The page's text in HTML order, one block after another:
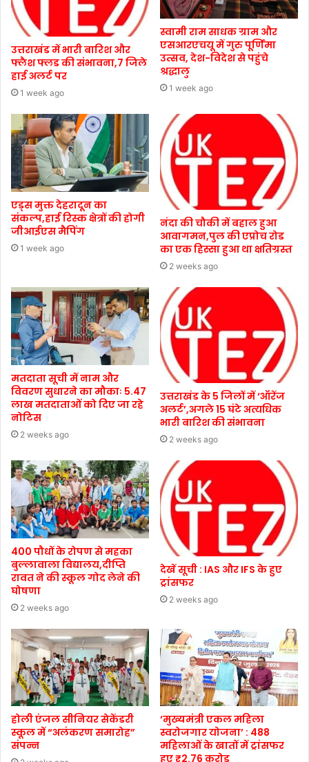
उत्तराखंड में भारी बारिश और
फ्लैश फ्लड की संभावना,7 जिले
हाई अलर्ट पर
1 week ago
स्वामी राम साधक ग्राम और
एसआरएचयू में गुरु पूर्णिमा
उत्सव, देश-विदेश से पहुंचे
श्रद्धालु
1 week ago
एड्स मुक्त देहरादून का
संकल्प,हाई रिस्क क्षेत्रों की होगी
जीआईएस मैपिंग
1 week ago
नंदा की चौकी में बहाल हुआ
आवागमन,पुल की एप्रोच रोड
का एक हिस्सा हुआ था क्षतिग्रस्त
2 weeks ago
मतदाता सूची में नाम और
विवरण सुधारने का मौकाः 5.47
लाख मतदाताओं को दिए जा रहे
नोटिस
2 weeks ago
उत्तराखंड के 5 जिलों में ‘ऑरेंज
अलर्ट’,अगले 15 घंटे अत्यधिक
भारी बारिश की संभावना
2 weeks ago
400 पौधों के रोपण से महका
बुल्लावाला विद्यालय,दीप्ति
रावत ने की स्कूल गोद लेने की
घोषणा
2 weeks ago
देखें सूची : IAS और IFS के हुए
ट्रांसफर
2 weeks ago
होली एंजल सीनियर सेकेंडरी
स्कूल में “अलंकरण समारोह”
संपन्न
‘मुख्यमंत्री एकल महिला
स्वरोजगार योजना’ : 488
महिलाओं के खातों में ट्रांसफर
हुए ₹2.76 करोड़